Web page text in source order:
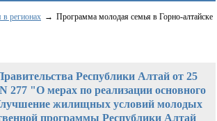
регионах
Программа молодая семья в Горно-алтайске
Республики Алтай от 25
277 "О мерах по реализации основного
жилищных условий молодых
программы Республики Алтай